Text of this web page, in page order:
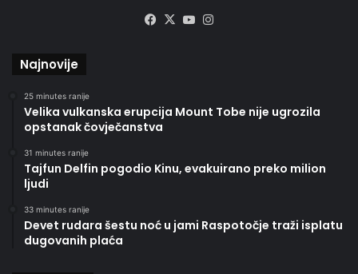
Facebook
X YouTube
Najnovije
25 minutes ranije
Velika vulkanska erupcija Mount Tobe nije ugrozila
opstanak čovječanstva
31 minutes ranije
Tajfun Delfin pogodio Kinu, evakuirano preko milion
ljudi
33 minutes ranije
Devet rudara šestu noć u jami Raspotočje traži isplatu
dugovanih plaća